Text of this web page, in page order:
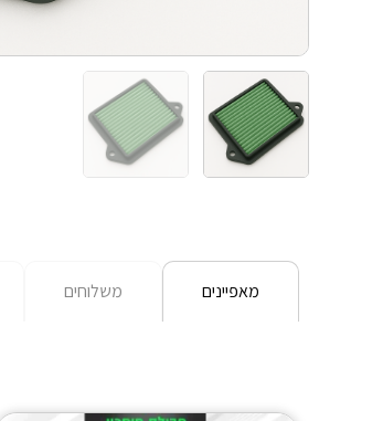
מאפיינים משלוחים